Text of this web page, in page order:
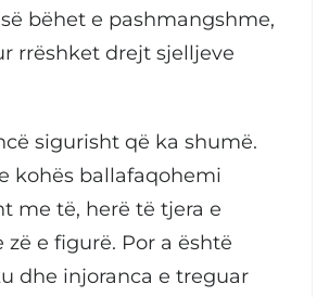
bëhet e pashmangshme,
rrëshket drejt sjelljeve
sigurisht që ka shumë.
kohës ballafaqohemi
me të, herë të tjera e
e figurë. Por a është
dhe injoranca e treguar